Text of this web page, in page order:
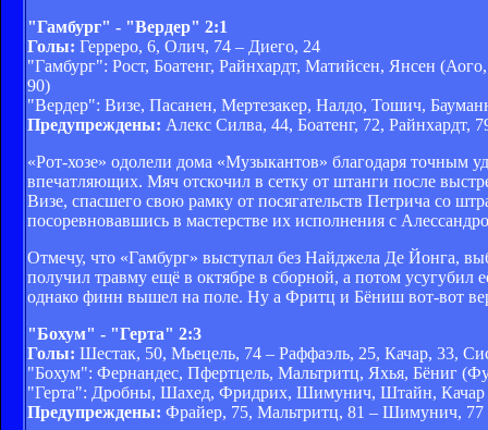
"Гамбург" - "Вердер" 2:1
Голы: Герреро, 6, Олич, 74 – Диего, 24
"Гамбург": Рост, Боатенг, Райнхардт, Матийсен, Янсен
90)
"Вердер": Визе, Пасанен, Мертезакер, Налдо, Тошич,
Предупреждены: Алекс Силва, 44, Боатенг, 72, Райнхардт,
«Рот-хозе» одолели дома «Музыкантов» благодаря точным
впечатляющих. Мяч отскочил в сетку от штанги после
Визе, спасшего свою рамку от посягательств Петрича со
посоревновавшись в мастерстве их исполнения с
Отмечу, что «Гамбург» выступал без Найджела Де Йонга,
получил травму ещё в октябре в сборной, а потом
однако финн вышел на поле. Ну а Фритц и Бёниш вот-вот
"Бохум" - "Герта" 2:3
Голы: Шестак, 50, Мьецель, 74 – Раффаэль, 25, Качар, 33,
"Бохум": Фернандес, Пфертцель, Мальтритц, Яхья, Бёниг
"Герта": Дробны, Шахед, Фридрих, Шимунич, Штайн, Качар
Предупреждены: Фрайер, 75, Мальтритц, 81 – Шимунич, 77